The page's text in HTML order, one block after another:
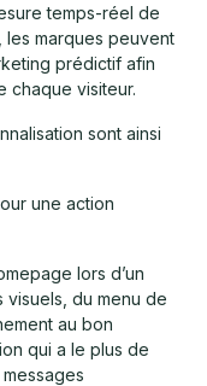
temps-réel de
les marques peuvent
prédictif afin
chaque visiteur.
sont ainsi
une action
lors d’un
visuels, du menu de
au bon
qui a le plus de